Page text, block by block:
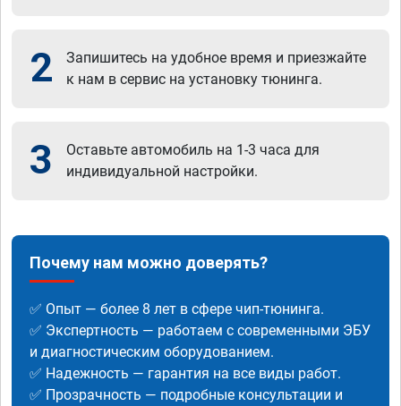
2
Запишитесь на удобное время и приезжайте
к нам в сервис на установку тюнинга.
3
Оставьте автомобиль на 1-3 часа для
индивидуальной настройки.
Почему нам можно доверять?
✅ Опыт — более 8 лет в сфере чип-тюнинга.
✅ Экспертность — работаем с современными ЭБУ
и диагностическим оборудованием.
✅ Надежность — гарантия на все виды работ.
✅ Прозрачность — подробные консультации и